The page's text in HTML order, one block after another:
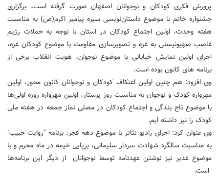
پرورش فکری کودکان و نوجوانان اصفهان صورت گرفته است، برگزاری
جشنواره خاتم با موضوع داستان‌نویسی سیره پیامبر اکرم(ص) به مناسبت
هفته وحدت، اولین اجتماع کودکان در استان با توجه به حملات رژیم
غاصب صهیونیستی به غزه و تصویرسازی مقاومت با موضوع کودکان غزه،
اجرای اولین نمایش خیابانی با موضوع نوجوان، هویت انقلاب برخی از
برنامه های کانون بوده است.
وی افزود: هم چنین اولین اعتکاف کودکان و نوجوانان کانون محور، اولین
مهرواره کودک و نوجوان به مناسبت روز پرستار، اولین مهرواره روزه اولی‌ها
با موضوع تاج بندگی و اجتماع کودکان در مصلی نماز جمعه در هفته ملی
کودک را نیز داشته ایم.
وی عنوان کرد: اجرای رادیو تئاتر با موضوع دهه فجر، برنامه "روایت حبیب"
به مناسبت سالگرد شهادت سردار سلیمانی، برپایی خیمه در ماه محرم و با
موضوع غدیر نیز نوشتن عهدنامه توسط نوجوانان از دیگر این برنامه‌ها
است.